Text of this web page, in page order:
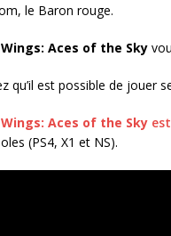
le Baron rouge.
Wings: Aces of the Sky
qu’il est possible de jouer
Wings: Aces of the Sky
(PS4, X1 et NS).